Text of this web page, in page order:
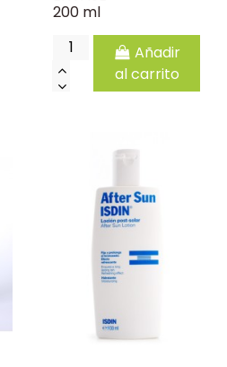
200 ml
Añadir
al carrito